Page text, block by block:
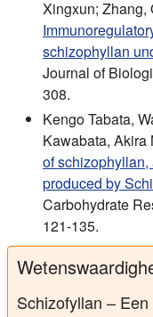
Xingxun; Zhang,
schizophyllan
Journal of
308.
Kengo Tabata,
Kawabata, Akira
of
produced by
Carbohydrate
121-135.
Schizofyllan –